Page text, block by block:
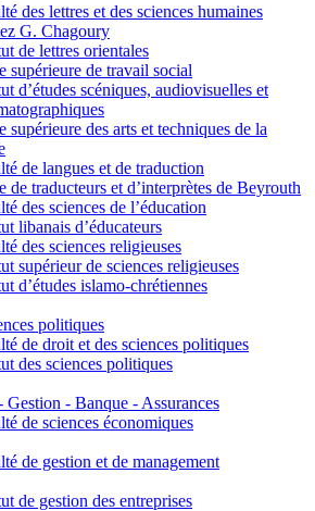
des lettres et des sciences humaines
G. Chagoury
de lettres orientales
supérieure de travail social
d’études scéniques, audiovisuelles et
supérieure des arts et techniques de la
de langues et de traduction
de traducteurs et d’interprètes de Beyrouth
des sciences de l’éducation
libanais d’éducateurs
des sciences religieuses
supérieur de sciences religieuses
d’études islamo-chrétiennes
politiques
de droit et des sciences politiques
des sciences politiques
Gestion - Banque - Assurances
de sciences économiques
de gestion et de management
de gestion des entreprises